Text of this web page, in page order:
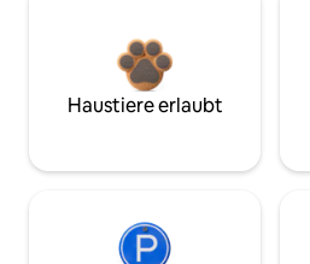
Haustiere erlaubt